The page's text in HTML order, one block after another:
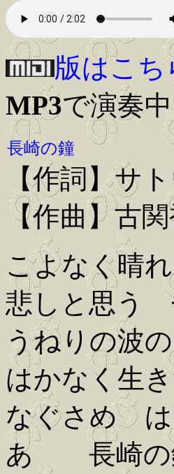
版はこち
MP3で演奏中
長崎の鐘
【作詞】サ
【作曲】古
こよなく晴
悲しと思う
うねりの波
はかなく生
なぐさめ
あゝ 長崎の